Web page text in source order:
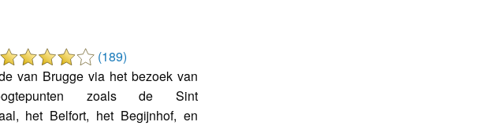
(189)
van Brugge via het bezoek van
zoals de Sint
het Belfort, het Begijnhof, en